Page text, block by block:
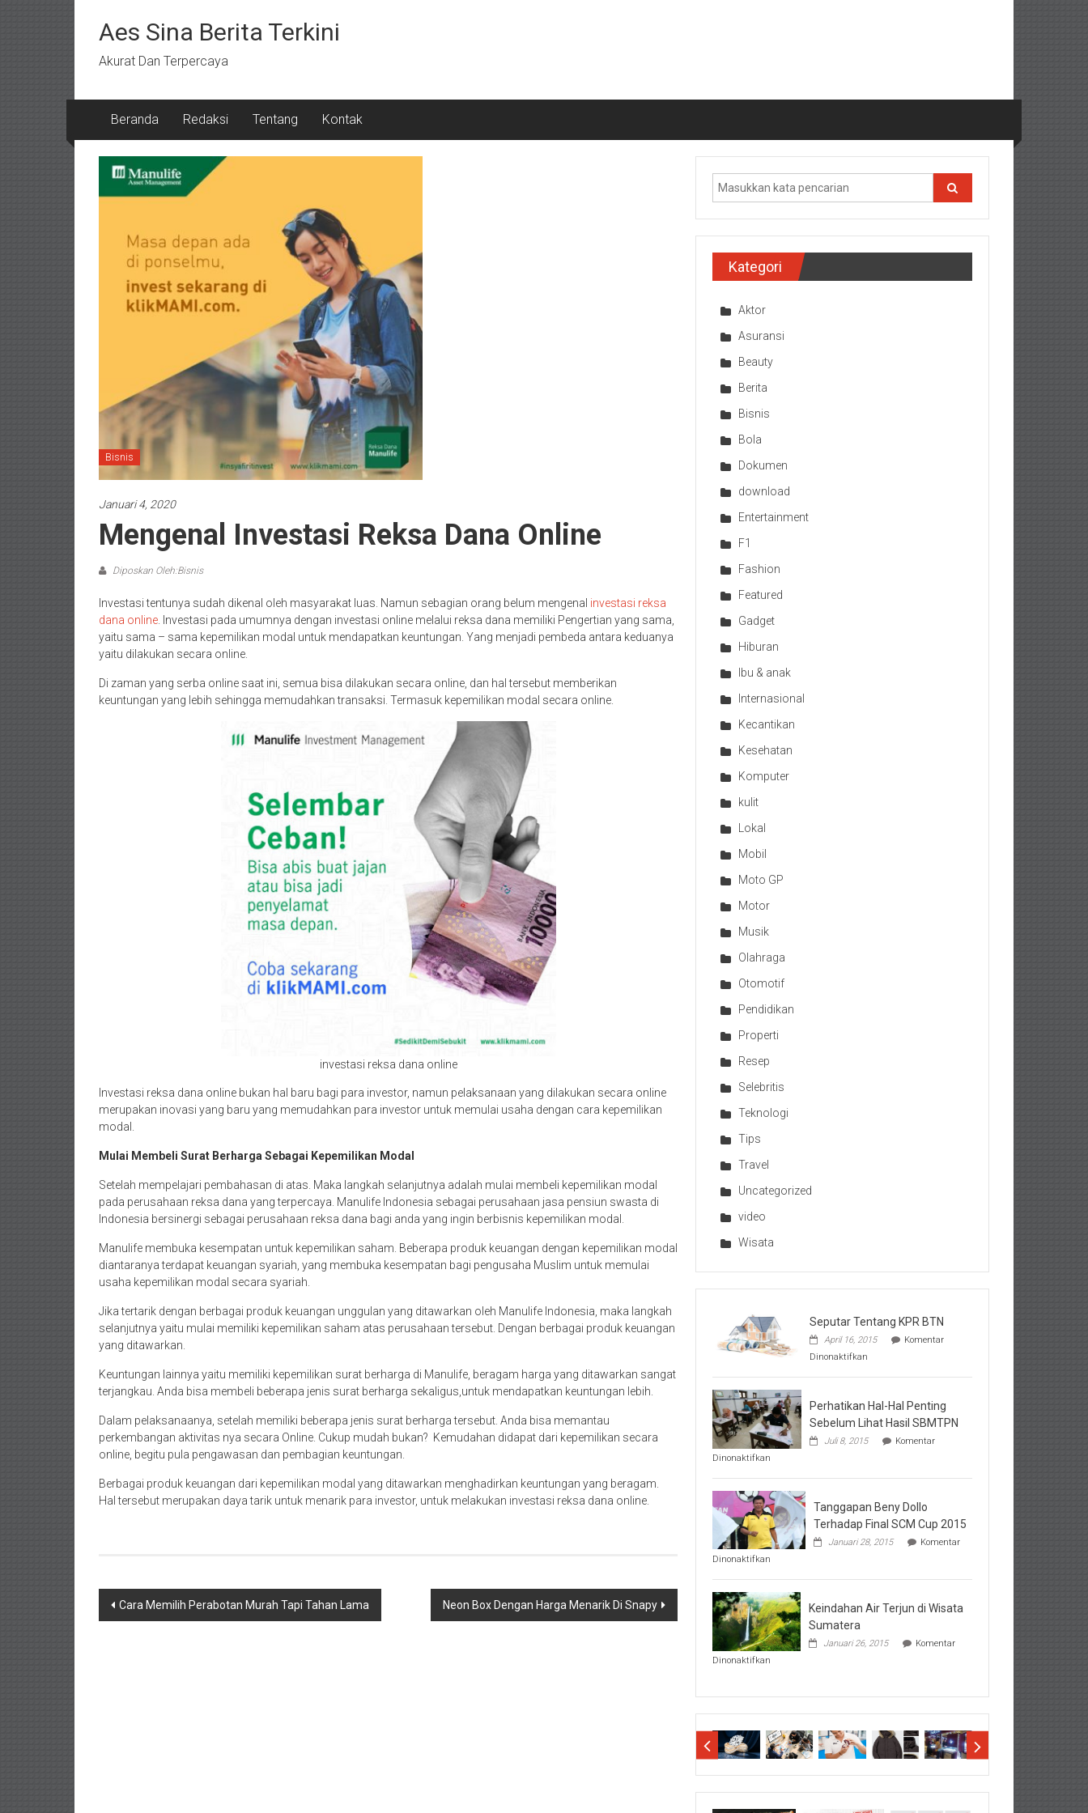
kontenAes Sina Berita Terkini
Akurat Dan Terpercaya
Beranda Redaksi Tentang Kontak
Bisnis
Januari 4, 2020
Mengenal Investasi Reksa Dana Online
Diposkan Oleh:Bisnis
Investasi tentunya sudah dikenal oleh masyarakat luas. Namun sebagian orang belum mengenal investasi reksa
dana online . Investasi pada umumnya dengan investasi online melalui reksa dana memiliki Pengertian yang sama,
yaitu sama – sama kepemilikan modal untuk mendapatkan keuntungan. Yang menjadi pembeda antara keduanya
yaitu dilakukan secara online.
Di zaman yang serba online saat ini, semua bisa dilakukan secara online, dan hal tersebut memberikan
keuntungan yang lebih sehingga memudahkan transaksi. Termasuk kepemilikan modal secara online.
investasi reksa dana online
Investasi reksa dana online bukan hal baru bagi para investor, namun pelaksanaan yang dilakukan secara online
merupakan inovasi yang baru yang memudahkan para investor untuk memulai usaha dengan cara kepemilikan
modal.
Mulai Membeli Surat Berharga Sebagai Kepemilikan Modal
Setelah mempelajari pembahasan di atas. Maka langkah selanjutnya adalah mulai membeli kepemilikan modal
pada perusahaan reksa dana yang terpercaya. Manulife Indonesia sebagai perusahaan jasa pensiun swasta di
Indonesia bersinergi sebagai perusahaan reksa dana bagi anda yang ingin berbisnis kepemilikan modal.
Manulife membuka kesempatan untuk kepemilikan saham. Beberapa produk keuangan dengan kepemilikan modal
diantaranya terdapat keuangan syariah, yang membuka kesempatan bagi pengusaha Muslim untuk memulai
usaha kepemilikan modal secara syariah.
Jika tertarik dengan berbagai produk keuangan unggulan yang ditawarkan oleh Manulife Indonesia, maka langkah
selanjutnya yaitu mulai memiliki kepemilikan saham atas perusahaan tersebut. Dengan berbagai produk keuangan
yang ditawarkan.
Keuntungan lainnya yaitu memiliki kepemilikan surat berharga di Manulife, beragam harga yang ditawarkan sangat
terjangkau. Anda bisa membeli beberapa jenis surat berharga sekaligus,untuk mendapatkan keuntungan lebih.
Dalam pelaksanaanya, setelah memiliki beberapa jenis surat berharga tersebut. Anda bisa memantau
perkembangan aktivitas nya secara Online. Cukup mudah bukan? Kemudahan didapat dari kepemilikan secara
online, begitu pula pengawasan dan pembagian keuntungan.
Berbagai produk keuangan dari kepemilikan modal yang ditawarkan menghadirkan keuntungan yang beragam.
Hal tersebut merupakan daya tarik untuk menarik para investor, untuk melakukan investasi reksa dana online.
Navigasi
Cara Memilih Perabotan Murah Tapi Tahan Lama Neon Box Dengan Harga Menarik Di Snapy
Kategori
Aktor
Asuransi
Beauty
Berita
Bisnis
Bola
Dokumen
download
Entertainment
F1
Fashion
Featured
Gadget
Hiburan
Ibu & anak
Internasional
Kecantikan
Kesehatan
Komputer
kulit
Lokal
Mobil
Moto GP
Motor
Musik
Olahraga
Otomotif
Pendidikan
Properti
Resep
Selebritis
Teknologi
Tips
Travel
Uncategorized
video
Wisata
Seputar Tentang KPR BTN
April 16, 2015
Komentar
Dinonaktifkan
Tentang
BTN
Perhatikan Hal-Hal Penting
Sebelum Lihat Hasil SBMTPN
Juli 8, 2015
Komentar
Dinonaktifkan
Hal-
Hal
Penting
Sebelum
Lihat
Hasil
Tanggapan Beny Dollo
Terhadap Final SCM Cup 2015
Januari 28, 2015
Komentar
Dinonaktifkan
Beny
Dollo
Terhadap
Final
SCM
Cup
Keindahan Air Terjun di Wisata
Sumatera
Januari 26, 2015
Komentar
Dinonaktifkan
Terjun
Sumatera